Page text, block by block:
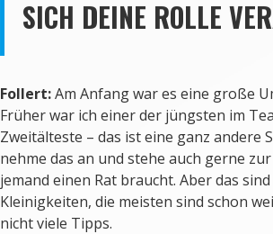
SICH DEINE ROLLE
Follert:Am Anfang war es eine große
Früher war ich einer der jüngsten im
Zweitälteste – das ist eine ganz andere
nehme das an und stehe auch gerne
jemand einen Rat braucht. Aber das
Kleinigkeiten, die meisten sind schon
nicht viele Tipps.